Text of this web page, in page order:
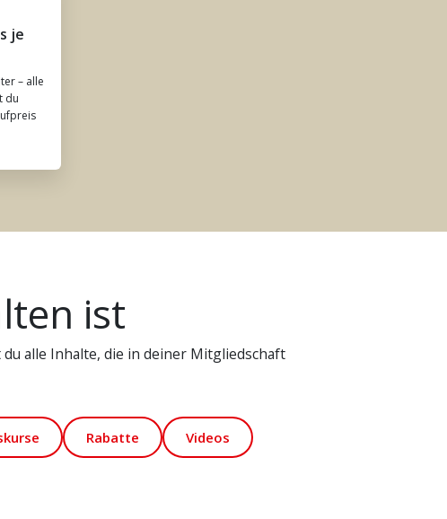
je
– alle
du
ist
alle Inhalte, die in deiner Mitgliedschaft
Rabatte Videos